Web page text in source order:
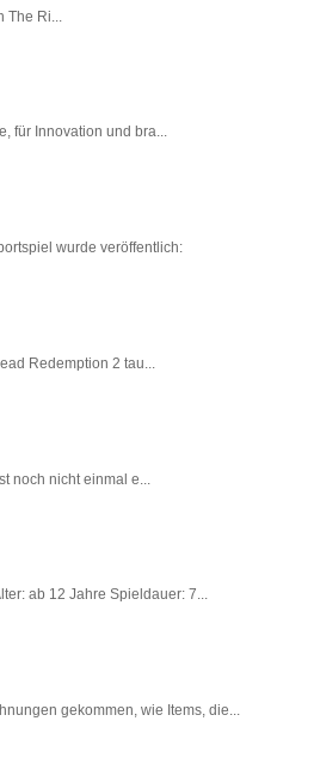
Ri...
für Innovation und bra...
wurde veröffentlich:
Redemption 2 tau...
noch nicht einmal e...
ab 12 Jahre Spieldauer: 7...
gekommen, wie Items, die...